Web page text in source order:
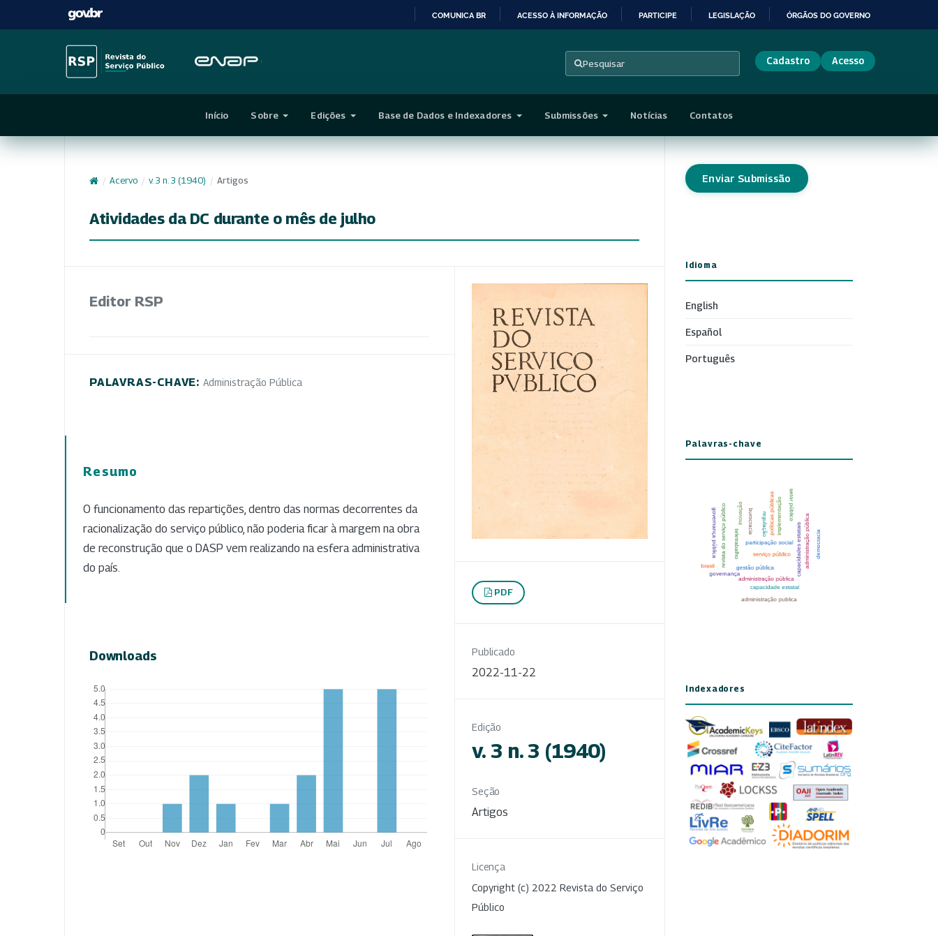
CONTEÚDO
COMUNICA BR ACESSO À INFORMAÇÃO PARTICIPE LEGISLAÇÃO ÓRGÃOS DO GOVERNO
Pesquisar Cadastro Acesso
Início Sobre Edições Base de Dados e Indexadores Submissões Notícias Contatos
/ Acervo / v. 3 n. 3 (1940) / Artigos
Atividades da DC durante o mês de julho
Editor RSP
PALAVRAS-CHAVE: Administração Pública
Resumo
O funcionamento das repartições, dentro das normas decorrentes da
racionalização do serviço público, não poderia ficar à margem na obra
de reconstrução que o DASP vem realizando na esfera administrativa
do país.
Downloads
PDF
Publicado
2022-11-22
Edição
v. 3 n. 3 (1940)
Seção
Artigos
Licença
Copyright (c) 2022 Revista do Serviço
Público
Enviar Submissão
Idioma
English
Español
Português
Palavras-chave
Indexadores